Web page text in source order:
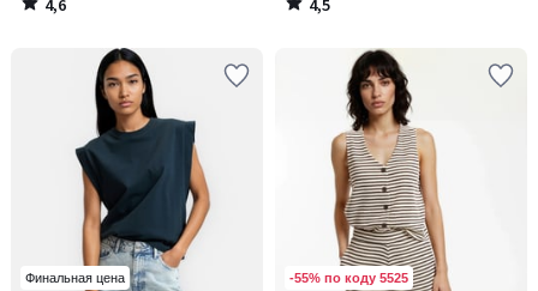
4,6
/
4,5
/
Финальная цена -55% по коду 5525